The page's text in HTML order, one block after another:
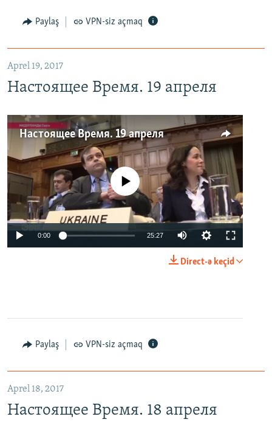
Paylaş VPN-siz açmaq
Aprel 19, 2017
Настоящее Время. 19 апреля
Настоящее Время. 19 апреля
No media source currently available
0:00 25:27
Direct-ə keçid
Paylaş VPN-siz açmaq
Aprel 18, 2017
Настоящее Время. 18 апреля